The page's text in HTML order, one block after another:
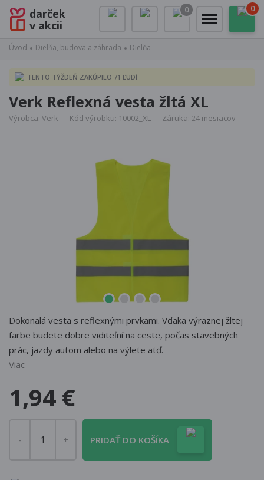
darček
v akcii
0 0
Úvod Dielňa, budova a záhrada Dielňa
TENTO TÝŽDEŇ ZAKÚPILO 71 ĽUDÍ
Verk Reflexná vesta žltá XL
Výrobca: Verk Kód výrobku: 10002_XL Záruka: 24 mesiacov
Dokonalá vesta s reflexnými prvkami. Vďaka výraznej žltej
farbe budete dobre viditeľní na ceste, počas stavebných
prác, jazdy autom alebo na výlete atď.
Viac
1,94 €
PRIDAŤ DO KOŠÍKA